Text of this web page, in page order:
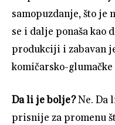
samopuzdanje, što
se i dalje ponaša
produkciji i zabavan
komičarsko-glumačke
Da li je bolje?Ne. Da
prisnije za promenu